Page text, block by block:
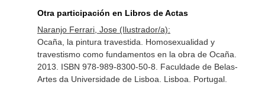
Otra participación en Libros de Actas
Naranjo Ferrari, Jose (Ilustrador/a):
Ocaña, la pintura travestida. Homosexualidad y
travestismo como fundamentos en la obra de Ocaña.
2013. ISBN 978-989-8300-50-8. Faculdade de Belas-
Artes da Universidade de Lisboa. Lisboa. Portugal.